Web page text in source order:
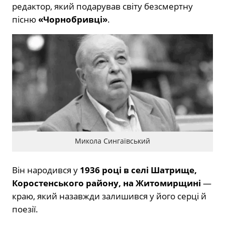
редактор, який подарував світу безсмертну
пісню«Чорнобривці».
Микола Сингаївський
Він народився у 1936 році в селі Шатрище,
Коростенського району, на Житомирщині —
краю, який назавжди залишився у його серці й
поезії.